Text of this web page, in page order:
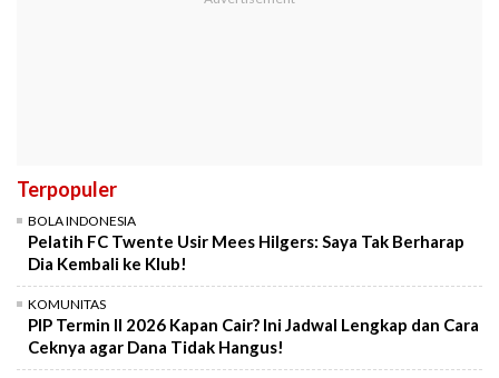
Terpopuler
BOLA INDONESIA
Pelatih FC Twente Usir Mees Hilgers: Saya Tak Berharap
Dia Kembali ke Klub!
KOMUNITAS
PIP Termin II 2026 Kapan Cair? Ini Jadwal Lengkap dan Cara
Ceknya agar Dana Tidak Hangus!